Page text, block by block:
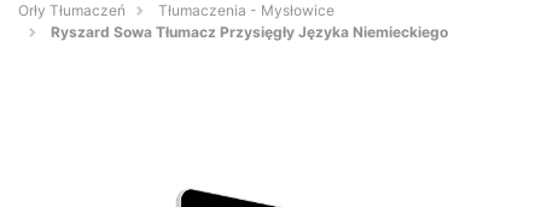
Orły Tłumaczeń
Tłumaczenia - Mysłowice
Ryszard Sowa Tłumacz Przysięgły Języka Niemieckiego